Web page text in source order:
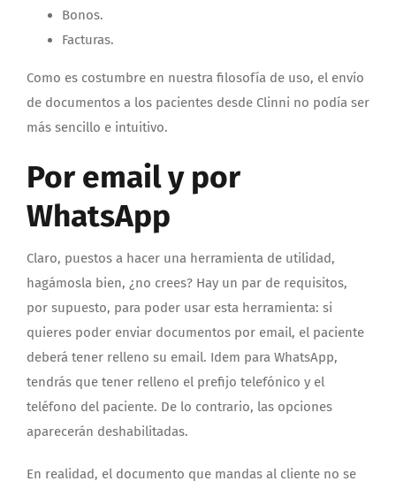
Bonos.
Facturas.
Como es costumbre en nuestra filosofía de uso, el envío
de documentos a los pacientes desde Clinni no podía ser
más sencillo e intuitivo.
Por email y por
WhatsApp
Claro, puestos a hacer una herramienta de utilidad,
hagámosla bien, ¿no crees? Hay un par de requisitos,
por supuesto, para poder usar esta herramienta: si
quieres poder enviar documentos por email, el paciente
deberá tener relleno su email. Idem para WhatsApp,
tendrás que tener relleno el prefijo telefónico y el
teléfono del paciente. De lo contrario, las opciones
aparecerán deshabilitadas.
En realidad, el documento que mandas al cliente no se